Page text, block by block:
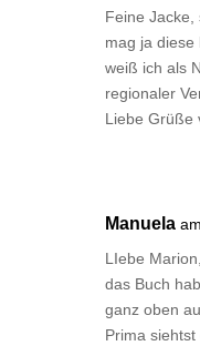
Feine Jacke,
mag ja diese
weiß ich als
regionaler
Liebe Grüße
Manuela
LIebe Marion,
das Buch
ganz oben
Prima